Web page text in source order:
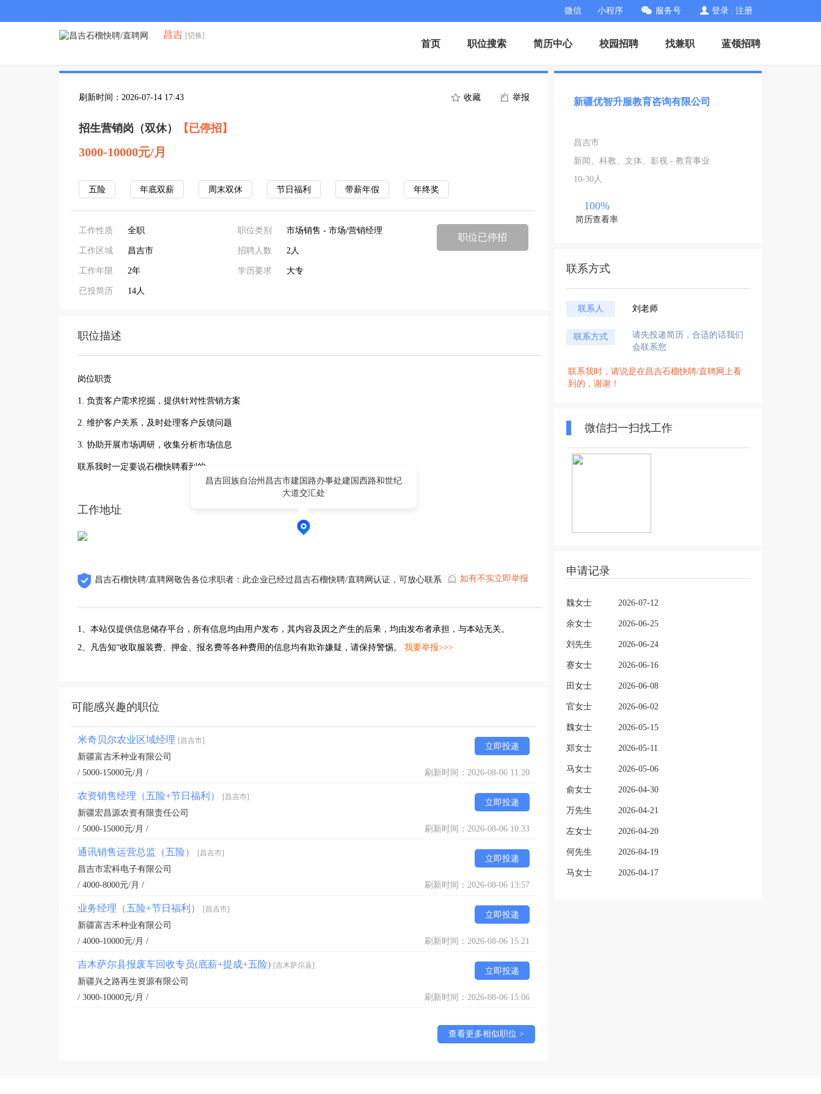
微信 小程序 服务号 登录 注册
昌吉 [切换]
首页 职位搜索 简历中心 校园招聘 找兼职 蓝领招聘
刷新时间：2026-07-14 17:43 收藏 举报
招生营销岗（双休） 【已停招】
3000-10000元/月
五险 年底双薪 周末双休 节日福利 带薪年假 年终奖
工作性质 全职
工作区域 昌吉市
工作年限 2年
已投简历 14人
职位类别 市场销售 - 市场/营销经理
招聘人数 2人
学历要求 大专
职位已停招
职位描述
岗位职责
1. 负责客户需求挖掘，提供针对性营销方案
2. 维护客户关系，及时处理客户反馈问题
3. 协助开展市场调研，收集分析市场信息
联系我时一定要说石榴快聘看到的
工作地址
昌吉回族自治州昌吉市建国路办事处建国西路和世纪
大道交汇处
昌吉石榴快聘/直聘网敬告各位求职者：此企业已经过昌吉石榴快聘/直聘网认证，可放心联系 如有不实立即举报
1、本站仅提供信息储存平台，所有信息均由用户发布，其内容及因之产生的后果，均由发布者承担，与本站无关。
2、凡告知“收取服装费、押金、报名费等各种费用的信息均有欺诈嫌疑，请保持警惕。 我要举报>>>
可能感兴趣的职位
米奇贝尔农业区域经理 [昌吉市]
立即投递
新疆富吉禾种业有限公司
/ 5000-15000元/月 /
刷新时间：2026-08-06 11:20
农资销售经理（五险+节日福利） [昌吉市]
立即投递
新疆宏昌源农资有限责任公司
/ 5000-15000元/月 /
刷新时间：2026-08-06 10:33
通讯销售运营总监（五险） [昌吉市]
立即投递
昌吉市宏科电子有限公司
/ 4000-8000元/月 /
刷新时间：2026-08-06 13:57
业务经理（五险+节日福利） [昌吉市]
立即投递
新疆富吉禾种业有限公司
/ 4000-10000元/月 /
刷新时间：2026-08-06 15:21
吉木萨尔县报废车回收专员(底薪+提成+五险) [吉木萨尔县]
立即投递
新疆兴之路再生资源有限公司
/ 3000-10000元/月 /
刷新时间：2026-08-06 15:06
查看更多相似职位 >
新疆优智升服教育咨询有限公司
昌吉市
新闻、科教、文体、影视 - 教育事业
10-30人
100%
简历查看率
联系方式
联系人 刘老师
联系方式
请先投递简历，合适的话我们
会联系您
联系我时，请说是在昌吉石榴快聘/直聘网上看
到的，谢谢！
微信扫一扫找工作
申请记录
魏女士 2026-07-12
余女士 2026-06-25
刘先生 2026-06-24
赛女士 2026-06-16
田女士 2026-06-08
官女士 2026-06-02
魏女士 2026-05-15
郑女士 2026-05-11
马女士 2026-05-06
俞女士 2026-04-30
万先生 2026-04-21
左女士 2026-04-20
何先生 2026-04-19
马女士 2026-04-17